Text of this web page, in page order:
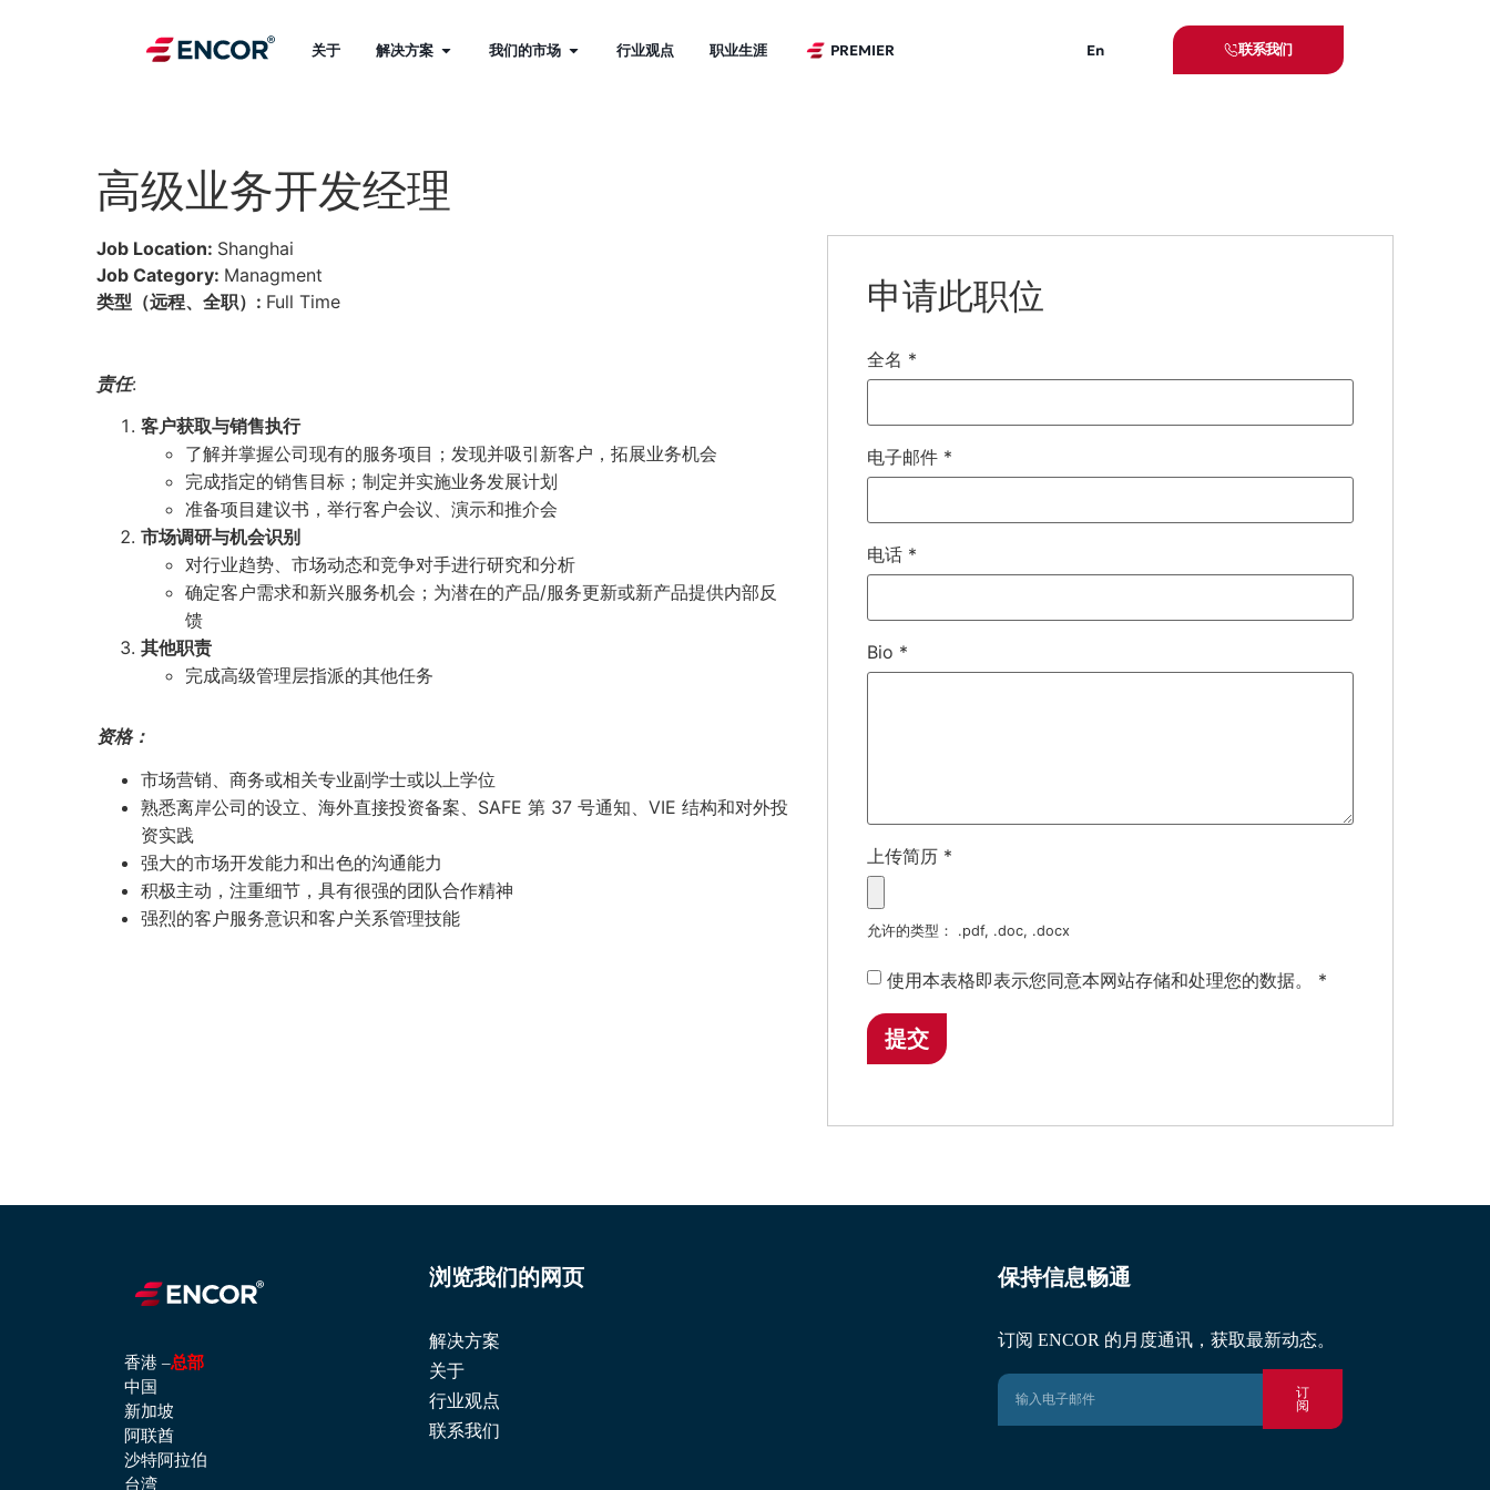
关于 解决方案 我们的市场 行业观点 职业生涯 PREMIER En 联系我们
高级业务开发经理
Job Location: Shanghai
Job Category: Managment
类型（远程、全职）: Full Time
责任:
客户获取与销售执行
了解并掌握公司现有的服务项目；发现并吸引新客户，拓展业务机会
完成指定的销售目标；制定并实施业务发展计划
准备项目建议书，举行客户会议、演示和推介会
市场调研与机会识别
对行业趋势、市场动态和竞争对手进行研究和分析
确定客户需求和新兴服务机会；为潜在的产品/服务更新或新产品提供内部反
馈
其他职责
完成高级管理层指派的其他任务
资格：
市场营销、商务或相关专业副学士或以上学位
熟悉离岸公司的设立、海外直接投资备案、SAFE 第 37 号通知、VIE 结构和对外投
资实践
强大的市场开发能力和出色的沟通能力
积极主动，注重细节，具有很强的团队合作精神
强烈的客户服务意识和客户关系管理技能
申请此职位
全名 *
电子邮件 *
电话 *
Bio *
上传简历 *
允许的类型： .pdf, .doc, .docx
使用本表格即表示您同意本网站存储和处理您的数据。 *
香港 –总部
中国
新加坡
阿联酋
沙特阿拉伯
台湾
浏览我们的网页
解决方案
关于
行业观点
联系我们
保持信息畅通
订阅 ENCOR 的月度通讯，获取最新动态。
订
阅